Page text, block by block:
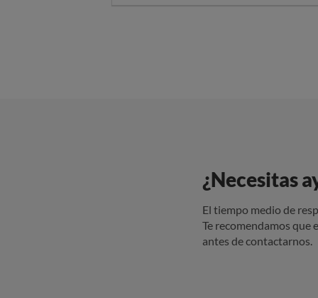
pedido
comida
¿Necesitas
El tiempo medio de
Te recomendamos que
antes de contactarnos.